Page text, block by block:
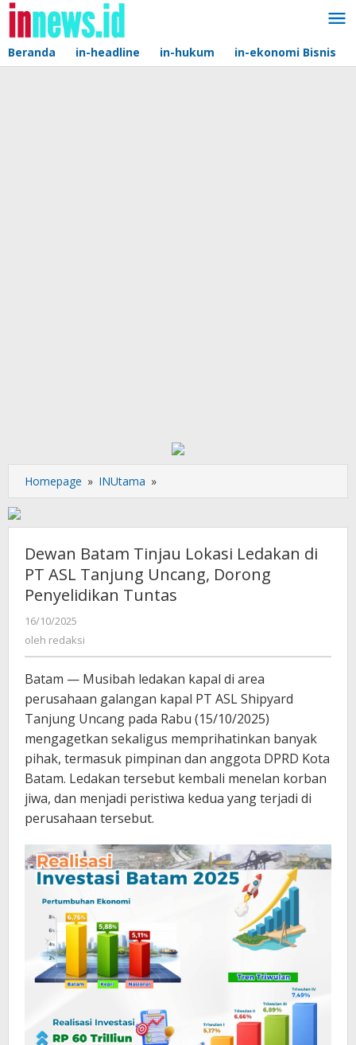
Lewati
konten
Beranda in-headline in-hukum in-ekonomi Bisnis
Homepage » INUtama »
Batam
Lokasi
Ledakan
di
PT
ASL
Tuntas
Dewan Batam Tinjau Lokasi Ledakan di
PT ASL Tanjung Uncang, Dorong
Penyelidikan Tuntas
16/10/2025
redaksi
oleh redaksi
Batam — Musibah ledakan kapal di area
perusahaan galangan kapal PT ASL Shipyard
Tanjung Uncang pada Rabu (15/10/2025)
mengagetkan sekaligus memprihatinkan banyak
pihak, termasuk pimpinan dan anggota DPRD Kota
Batam. Ledakan tersebut kembali menelan korban
jiwa, dan menjadi peristiwa kedua yang terjadi di
perusahaan tersebut.